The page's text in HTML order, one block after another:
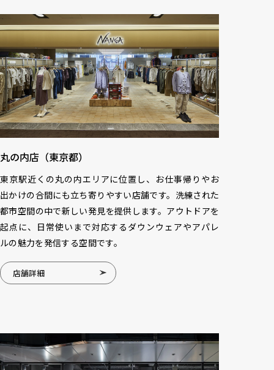
丸の内店（東京都）
東京駅近くの丸の内エリアに位置し、お仕事帰りやお
出かけの合間にも立ち寄りやすい店舗です。洗練された
都市空間の中で新しい発見を提供します。アウトドアを
起点に、日常使いまで対応するダウンウェアやアパレ
ルの魅力を発信する空間です。
店舗詳細